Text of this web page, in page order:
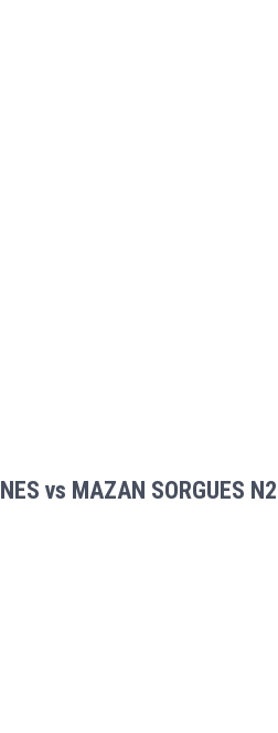
vs MAZAN SORGUES N2